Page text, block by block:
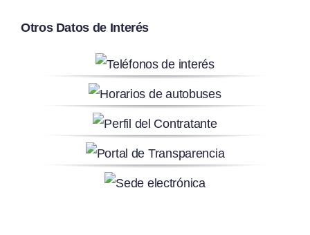
Otros Datos de Interés